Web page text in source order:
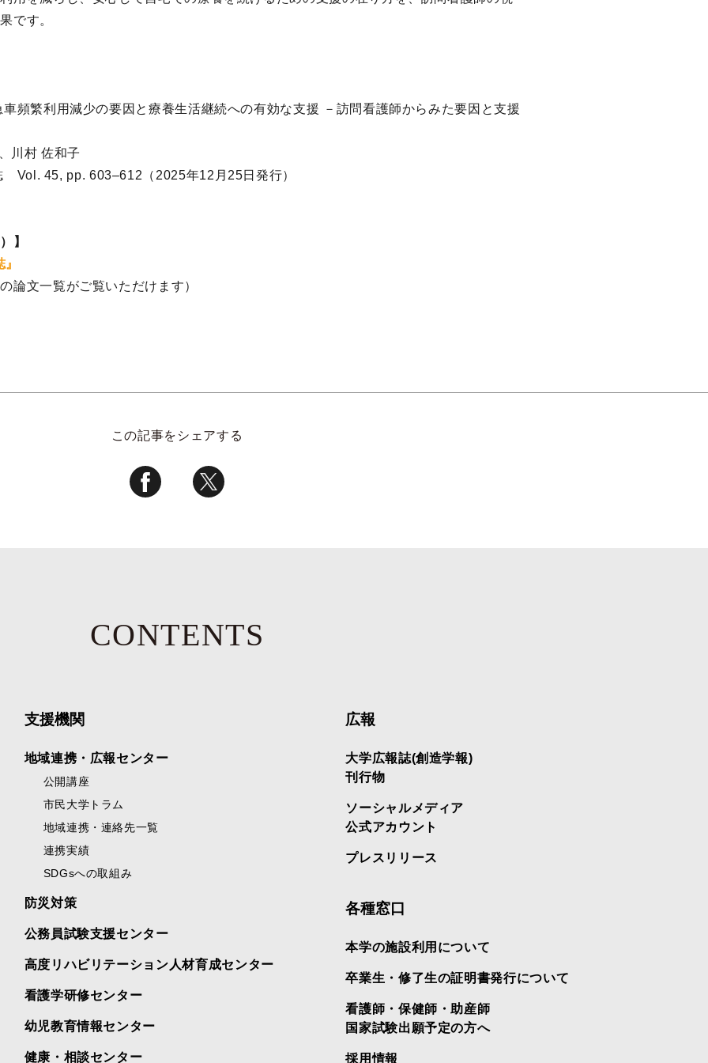
です。
頻繁利用減少の要因と療養生活継続への有効な支援 －訪問看護師からみた要因と支援
川村 佐和子
Vol. 45, pp. 603–612（2025年12月25日発行）
】
論文一覧がご覧いただけます）
この記事をシェアする
CONTENTS
支援機関
地域連携・広報センター
公開講座
市民大学トラム
地域連携・連絡先一覧
連携実績
SDGsへの取組み
防災対策
公務員試験支援センター
高度リハビリテーション人材育成センター
看護学研修センター
幼児教育情報センター
健康・相談センター
広報
大学広報誌(創造学報)
刊行物
ソーシャルメディア
公式アカウント
プレスリリース
各種窓口
本学の施設利用について
卒業生・修了生の証明書発行について
看護師・保健師・助産師
国家試験出願予定の方へ
採用情報